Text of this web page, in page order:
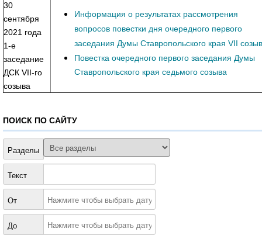
30
сентября
2021 года
1-е
заседание
ДСК VII-го
созыва
Информация о результатах рассмотрения
вопросов повестки дня очередного первого
заседания Думы Ставропольского края VII
Повестка очередного первого заседания Думы
Ставропольского края седьмого созыва
ПОИСК ПО САЙТУ
Разделы
Текст
От
До